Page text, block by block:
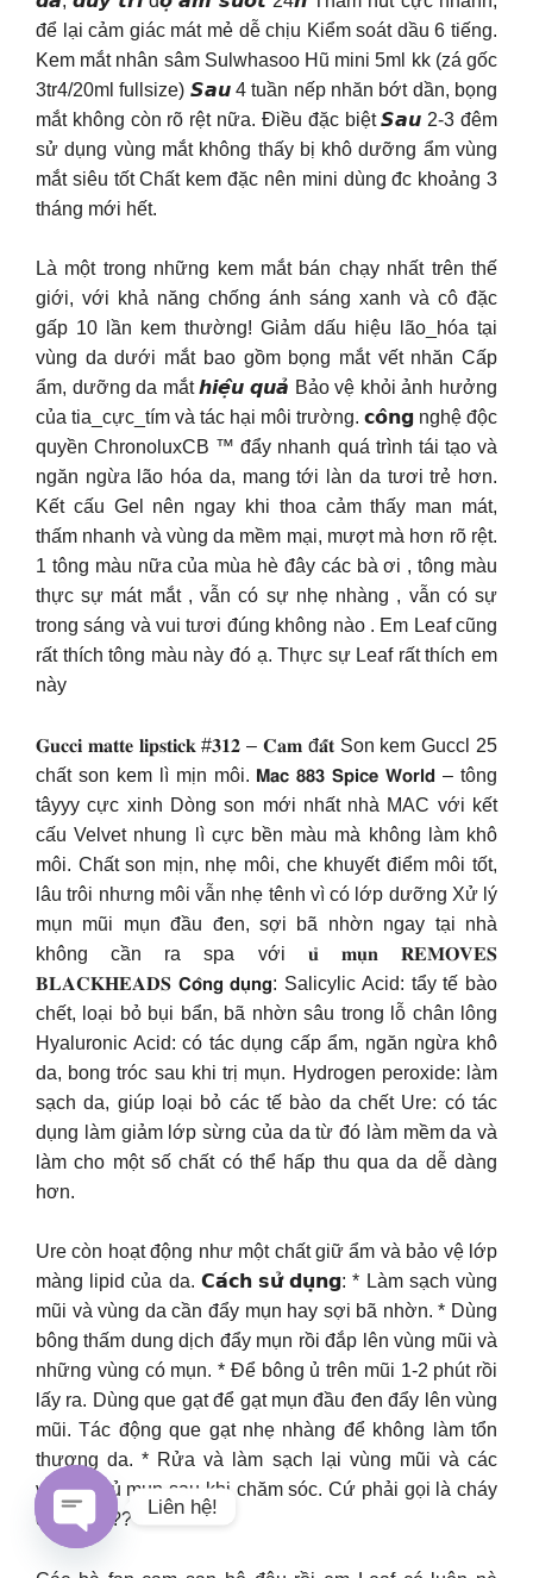
để lại cảm giác mát mẻ dễ chịu Kiểm soát dầu 6 tiếng.
Kem mắt nhân sâm Sulwhasoo Hũ mini 5ml kk (zá gốc
3tr4/20ml fullsize) 𝙎𝙖𝙪 4 tuần nếp nhăn bớt dần, bọng
mắt không còn rõ rệt nữa. Điều đặc biệt 𝙎𝙖𝙪 2-3 đêm
sử dụng vùng mắt không thấy bị khô dưỡng ẩm vùng
mắt siêu tốt Chất kem đặc nên mini dùng đc khoảng 3
tháng mới hết.
Là một trong những kem mắt bán chạy nhất trên thế
giới, với khả năng chống ánh sáng xanh và cô đặc
gấp 10 lần kem thường! Giảm dấu hiệu lão_hóa tại
vùng da dưới mắt bao gồm bọng mắt vết nhăn Cấp
ẩm, dưỡng da mắt 𝙝𝙞𝙚̣̂𝙪 𝙦𝙪𝙖̉ Bảo vệ khỏi ảnh hưởng
của tia_cực_tím và tác hại môi trường. 𝗰𝗼̂𝗻𝗴 nghệ độc
quyền ChronoluxCB ™ đẩy nhanh quá trình tái tạo và
ngăn ngừa lão hóa da, mang tới làn da tươi trẻ hơn.
Kết cấu Gel nên ngay khi thoa cảm thấy man mát,
thấm nhanh và vùng da mềm mại, mượt mà hơn rõ rệt.
1 tông màu nữa của mùa hè đây các bà ơi , tông màu
thực sự mát mắt , vẫn có sự nhẹ nhàng , vẫn có sự
trong sáng và vui tươi đúng không nào . Em Leaf cũng
rất thích tông màu này đó ạ. Thực sự Leaf rất thích em
này
𝐆𝐮𝐜𝐜𝐢 𝐦𝐚𝐭𝐭𝐞 𝐥𝐢𝐩𝐬𝐭𝐢𝐜𝐤 #𝟑𝟏𝟐 – 𝐂𝐚𝐦 đ𝐚̂́𝐭 Son kem Guccl 25
chất son kem lì mịn môi. 𝗠𝗮𝗰 𝟴𝟴𝟯 𝗦𝗽𝗶𝗰𝗲 𝗪𝗼𝗿𝗹𝗱 – tông
tâyyy cực xinh Dòng son mới nhất nhà MAC với kết
cấu Velvet nhung lì cực bền màu mà không làm khô
môi. Chất son mịn, nhẹ môi, che khuyết điểm môi tốt,
lâu trôi nhưng môi vẫn nhẹ tênh vì có lớp dưỡng Xử lý
mụn mũi mụn đầu đen, sợi bã nhờn ngay tại nhà
không cần ra spa với 𝐮̉ 𝐦𝐮̣𝐧 𝐑𝐄𝐌𝐎𝐕𝐄𝐒
𝐁𝐋𝐀𝐂𝐊𝐇𝐄𝐀𝐃𝐒 𝗖𝗼̂𝗻𝗴 𝗱𝘂̣𝗻𝗴: Salicylic Acid: tẩy tế bào
chết, loại bỏ bụi bẩn, bã nhờn sâu trong lỗ chân lông
Hyaluronic Acid: có tác dụng cấp ẩm, ngăn ngừa khô
da, bong tróc sau khi trị mụn. Hydrogen peroxide: làm
sạch da, giúp loại bỏ các tế bào da chết Ure: có tác
dụng làm giảm lớp sừng của da từ đó làm mềm da và
làm cho một số chất có thể hấp thu qua da dễ dàng
hơn.
Ure còn hoạt động như một chất giữ ẩm và bảo vệ lớp
màng lipid của da. 𝗖𝗮́𝗰𝗵 𝘀𝘂̛̉ 𝗱𝘂̣𝗻𝗴: * Làm sạch vùng
mũi và vùng da cần đẩy mụn hay sợi bã nhờn. * Dùng
bông thấm dung dịch đẩy mụn rồi đắp lên vùng mũi và
những vùng có mụn. * Để bông ủ trên mũi 1-2 phút rồi
lấy ra. Dùng que gạt để gạt mụn đầu đen đẩy lên vùng
mũi. Tác động que gạt nhẹ nhàng để không làm tổn
thương da. * Rửa và làm sạch lại vùng mũi và các
vùng da ủ mụn sau khi chăm sóc. Cứ phải gọi là cháy
chưa ạ ???
Liên hệ!